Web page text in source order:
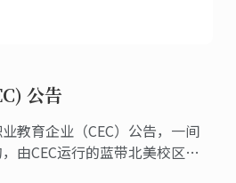
公告
教育企业（CEC）公告，一间
由CEC运行的蓝带北美校区将